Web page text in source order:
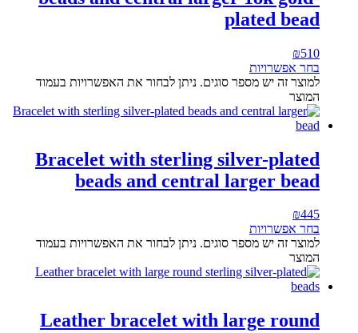
plated bead
₪510
בחר אפשרויות
למוצר זה יש מספר סוגים. ניתן לבחור את האפשרויות בעמוד
המוצר
Bracelet with sterling silver-plated
beads and central larger bead
₪445
בחר אפשרויות
למוצר זה יש מספר סוגים. ניתן לבחור את האפשרויות בעמוד
המוצר
Leather bracelet with large round